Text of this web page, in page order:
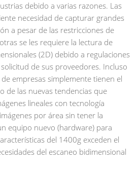
debido a varias razones. Las
necesidad de capturar grandes
a pesar de las restricciones de
se les requiere la lectura de
(2D) debido a regulaciones
de sus proveedores. Incluso
empresas simplemente tienen el
de las nuevas tendencias que
lineales con tecnología
por área sin tener la
equipo nuevo (hardware) para
del 1400g exceden el
del escaneo bidimensional